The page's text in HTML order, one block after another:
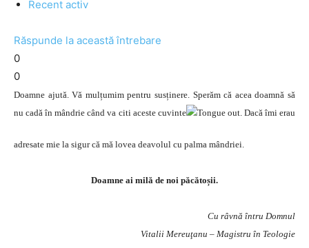
Recent activ
Răspunde la această întrebare
0
0
Doamne ajută. Vă mulțumim pentru susținere. Sperăm că acea doamnă să
nu cadă în mândrie când va citi aceste cuvinte
. Dacă îmi erau
adresate mie la sigur că mă lovea deavolul cu palma mândriei.
Doamne ai milă de noi păcătoșii.
Cu râvnă întru Domnul
Vitalii Mereuţanu – Magistru în Teologie